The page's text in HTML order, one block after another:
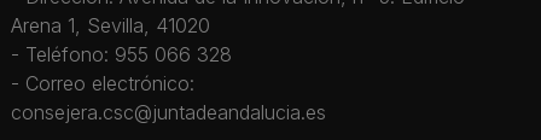
Arena 1, Sevilla, 41020
- Teléfono: 955 066 328
- Correo electrónico:
consejera.csc@juntadeandalucia.es